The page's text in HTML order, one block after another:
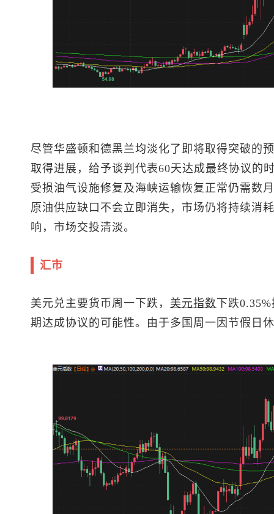
尽管华盛顿和德黑兰均淡化了即将取得突破的
取得进展，给予谈判代表60天达成最终协议的
受损油气设施修复及海峡运输恢复正常仍需数
原油供应缺口不会立即消失，市场仍将持续消
响，市场交投清淡。
汇市
美元兑主要货币周一下跌， 美元指数 下跌
期达成协议的可能性。由于多国周一因节假日